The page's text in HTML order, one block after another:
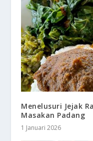
Menelusuri Jejak
Masakan Padang
1 Januari 2026